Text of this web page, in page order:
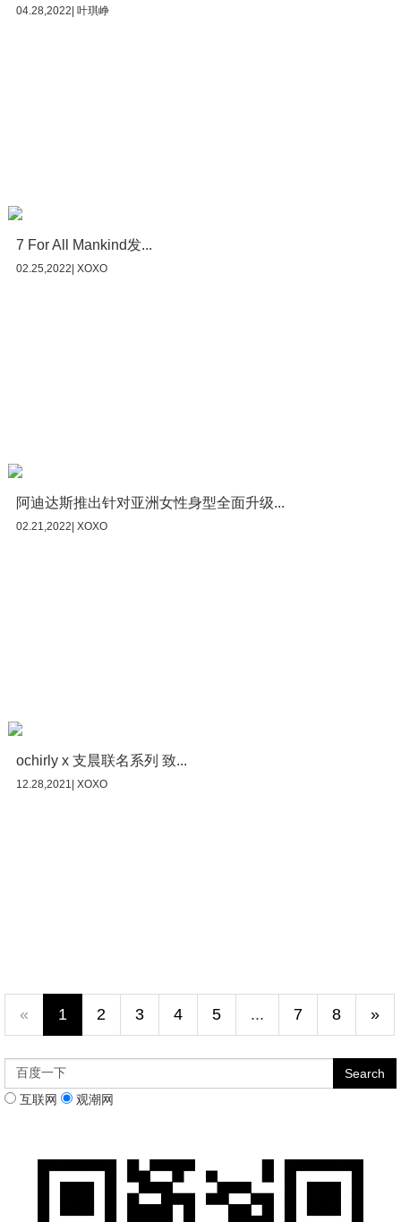
04.28,2022| 叶琪峥
7 For All Mankind发...
02.25,2022| XOXO
阿迪达斯推出针对亚洲女性身型全面升级...
02.21,2022| XOXO
ochirly x 支晨联名系列 致...
12.28,2021| XOXO
« 1 2 3 4 5 ... 7 8 »
互联网 观潮网